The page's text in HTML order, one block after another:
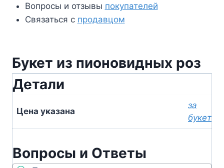
Вопросы и отзывы покупателей
Связаться с продавцом
Букет из пионовидных роз
Детали
Цена указана
за
букет
Вопросы и Ответы